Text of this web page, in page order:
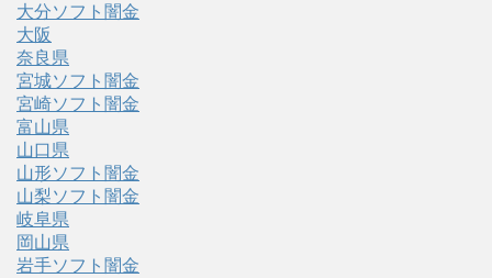
大分ソフト闇金
大阪
奈良県
宮城ソフト闇金
宮崎ソフト闇金
富山県
山口県
山形ソフト闇金
山梨ソフト闇金
岐阜県
岡山県
岩手ソフト闇金